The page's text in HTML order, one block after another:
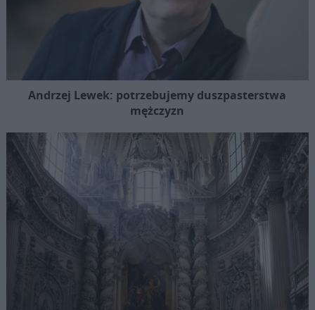
Andrzej Lewek: potrzebujemy duszpasterstwa
mężczyzn